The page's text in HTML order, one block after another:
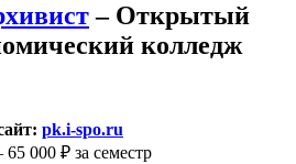
– Открытый
колледж
pk.i-spo.ru
65 000 ₽ за семестр